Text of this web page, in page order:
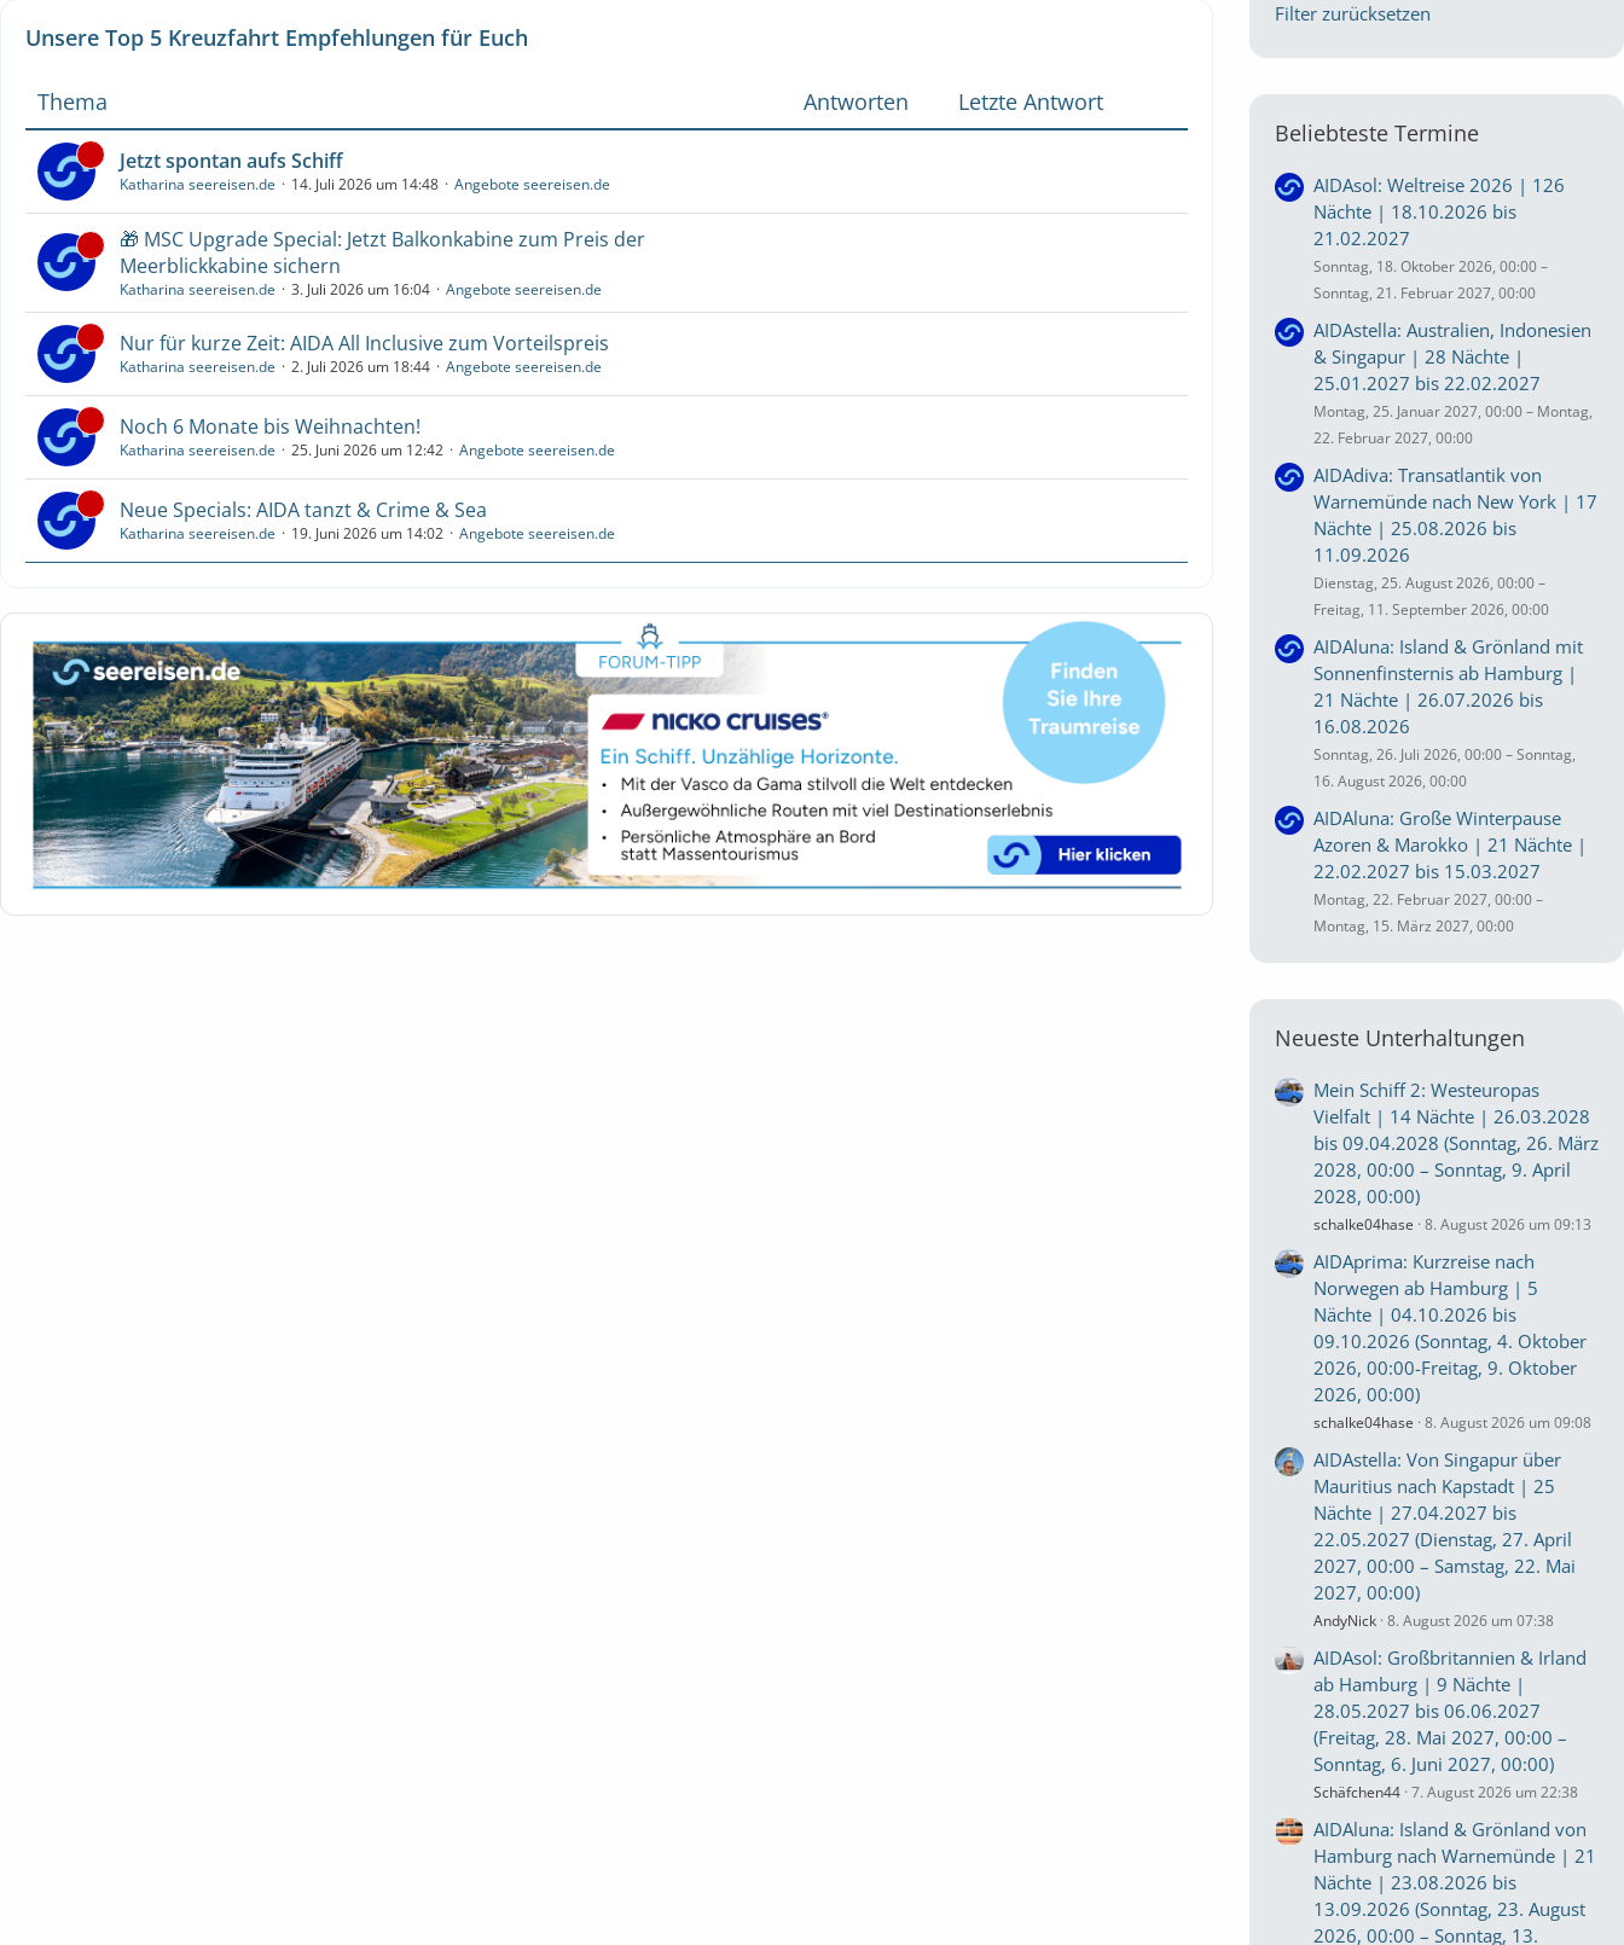
Unsere Top 5 Kreuzfahrt Empfehlungen für Euch
Thema Antworten Letzte Antwort
Jetzt spontan aufs Schiff
Katharina seereisen.de 14. Juli 2026 um 14:48 Angebote seereisen.de
🎁 MSC Upgrade Special: Jetzt Balkonkabine zum Preis der
Meerblickkabine sichern
Katharina seereisen.de 3. Juli 2026 um 16:04 Angebote seereisen.de
Nur für kurze Zeit: AIDA All Inclusive zum Vorteilspreis
Katharina seereisen.de 2. Juli 2026 um 18:44 Angebote seereisen.de
Noch 6 Monate bis Weihnachten!
Katharina seereisen.de 25. Juni 2026 um 12:42 Angebote seereisen.de
Neue Specials: AIDA tanzt & Crime & Sea
Katharina seereisen.de 19. Juni 2026 um 14:02 Angebote seereisen.de
Filter zurücksetzen
Beliebteste Termine
AIDAsol: Weltreise 2026 | 126
Nächte | 18.10.2026 bis
21.02.2027
Sonntag, 18. Oktober 2026, 00:00 –
Sonntag, 21. Februar 2027, 00:00
AIDAstella: Australien, Indonesien
& Singapur | 28 Nächte |
25.01.2027 bis 22.02.2027
Montag, 25. Januar 2027, 00:00 – Montag,
22. Februar 2027, 00:00
AIDAdiva: Transatlantik von
Warnemünde nach New York | 17
Nächte | 25.08.2026 bis
11.09.2026
Dienstag, 25. August 2026, 00:00 –
Freitag, 11. September 2026, 00:00
AIDAluna: Island & Grönland mit
Sonnenfinsternis ab Hamburg |
21 Nächte | 26.07.2026 bis
16.08.2026
Sonntag, 26. Juli 2026, 00:00 – Sonntag,
16. August 2026, 00:00
AIDAluna: Große Winterpause
Azoren & Marokko | 21 Nächte |
22.02.2027 bis 15.03.2027
Montag, 22. Februar 2027, 00:00 –
Montag, 15. März 2027, 00:00
Neueste Unterhaltungen
Mein Schiff 2: Westeuropas
Vielfalt | 14 Nächte | 26.03.2028
bis 09.04.2028 (Sonntag, 26. März
2028, 00:00 – Sonntag, 9. April
2028, 00:00)
schalke04hase 8. August 2026 um 09:13
AIDAprima: Kurzreise nach
Norwegen ab Hamburg | 5
Nächte | 04.10.2026 bis
09.10.2026 (Sonntag, 4. Oktober
2026, 00:00-Freitag, 9. Oktober
2026, 00:00)
schalke04hase 8. August 2026 um 09:08
AIDAstella: Von Singapur über
Mauritius nach Kapstadt | 25
Nächte | 27.04.2027 bis
22.05.2027 (Dienstag, 27. April
2027, 00:00 – Samstag, 22. Mai
2027, 00:00)
AndyNick 8. August 2026 um 07:38
AIDAsol: Großbritannien & Irland
ab Hamburg | 9 Nächte |
28.05.2027 bis 06.06.2027
(Freitag, 28. Mai 2027, 00:00 –
Sonntag, 6. Juni 2027, 00:00)
Schäfchen44 7. August 2026 um 22:38
AIDAluna: Island & Grönland von
Hamburg nach Warnemünde | 21
Nächte | 23.08.2026 bis
13.09.2026 (Sonntag, 23. August
2026, 00:00 – Sonntag, 13.